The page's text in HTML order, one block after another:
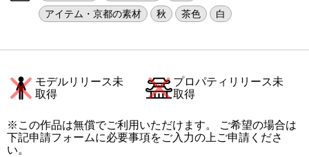
アイテム・京都の素材
秋 茶色 白
モデルリリース未
取得
プロパティリリース未
取得
※この作品は無償でご利用いただけます。 ご希望の場合は
下記申請フォームに必要事項をご入力の上ご申請くださ
い。